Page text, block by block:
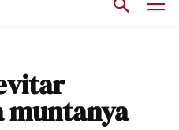
muntanya